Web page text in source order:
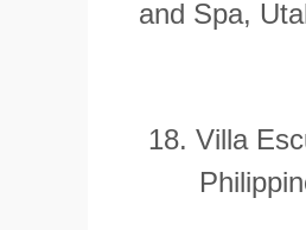
and Spa,
18. Villa